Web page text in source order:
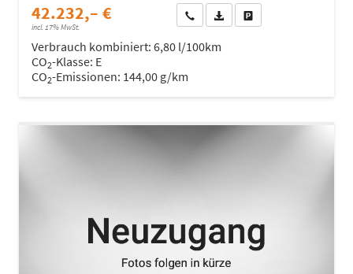
42.232,– €
incl. 17% MwSt.
Wir rufen Sie anFahrzeugexposé (PDF)
Verbrauch kombiniert: 6,80 l/100km
CO2-Klasse: E
CO2-Emissionen: 144,00 g/km